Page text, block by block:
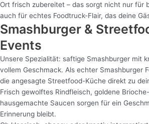
Ort frisch zubereitet – das sorgt nicht nur für
auch für echtes Foodtruck-Flair, das deine
Smashburger &
Events
Unsere Spezialität: saftige Smashburger mit
vollem Geschmack. Als echter Smashburger
die angesagte Streetfood-Küche direkt zu
Frisch gewolftes Rindfleisch, goldene
hausgemachte Saucen sorgen für ein
Erinnerung bleibt.